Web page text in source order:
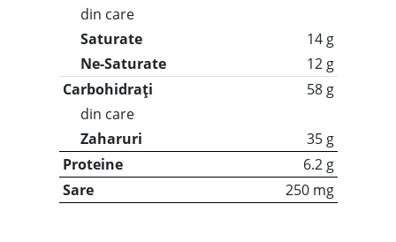
din care
Saturate
14 g
Ne-Saturate
12 g
Carbohidrați
58 g
din care
Zaharuri
35 g
Proteine
6.2 g
Sare
250 mg